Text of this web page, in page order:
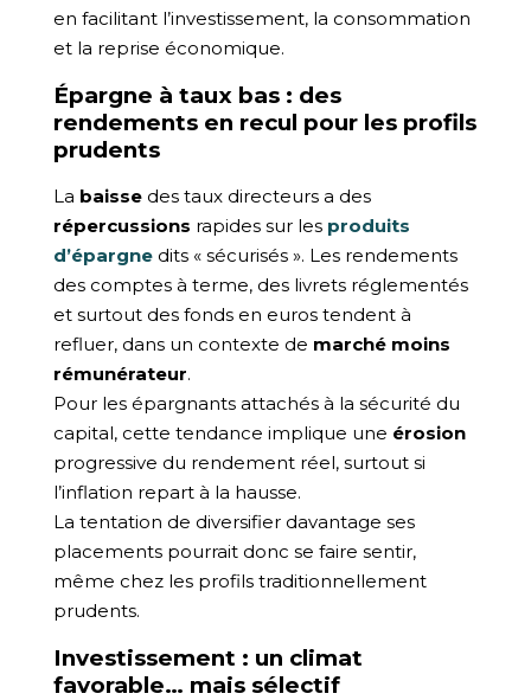
en facilitant l’investissement, la consommation
et la reprise économique.
Épargne à taux bas : des
rendements en recul pour les profils
prudents
La baissedes taux directeurs a des
répercussions rapides sur les produits
d’épargnedits « sécurisés ». Les rendements
des comptes à terme, des livrets réglementés
et surtout des fonds en euros tendent à
refluer, dans un contexte de marché moins
rémunérateur.
Pour les épargnants attachés à la sécurité du
capital, cette tendance implique une érosion
progressive du rendement réel, surtout si
l’inflation repart à la hausse.
La tentation de diversifier davantage ses
placements pourrait donc se faire sentir,
même chez les profils traditionnellement
prudents.
Investissement : un climat
favorable… mais sélectif